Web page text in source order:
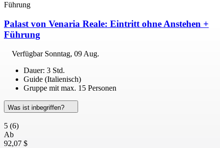
Führung
Palast von Venaria Reale: Eintritt ohne Anstehen +
Führung
Verfügbar Sonntag, 09 Aug.
Dauer: 3 Std.
Guide (Italienisch)
Gruppe mit max. 15 Personen
Was ist inbegriffen?
5 (6)
Ab
92,07 $